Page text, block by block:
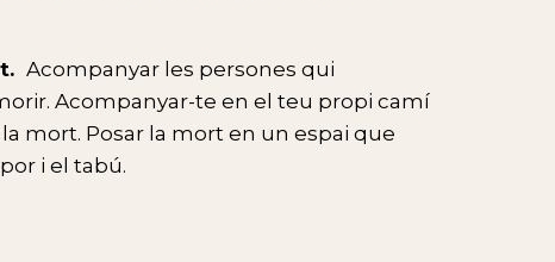
Acompanyar les persones qui
Acompanyar-te en el teu propi camí
la mort. Posar la mort en un espai que
i el tabú.